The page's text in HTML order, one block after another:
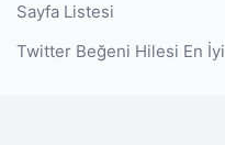
Sayfa Listesi
Twitter Beğeni Hilesi En İyi